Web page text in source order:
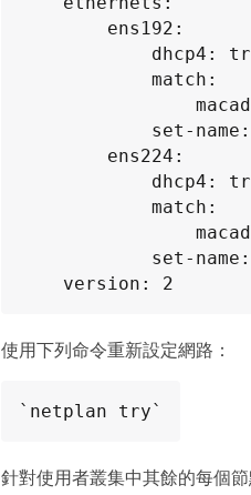
    version: 2
使用下列命令重新設定網路：
`netplan try`
針對使用者叢集中其餘的每個節